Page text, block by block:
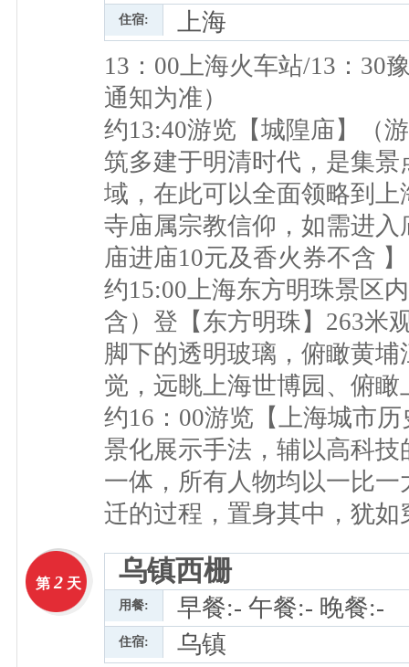
住宿:
上海
13：00上海火车站/13：30
通知为准）
约13:40游览【城隍庙】（
筑多建于明清时代，是集
域，在此可以全面领略到
寺庙属宗教信仰，如需进
庙进庙10元及香火券不含 】
约15:00上海东方明珠景区
含）登【东方明珠】263米
脚下的透明玻璃，俯瞰黄
觉，远眺上海世博园、俯瞰
约16：00游览【上海城市
景化展示手法，辅以高科
一体，所有人物均以一比
迁的过程，置身其中，犹如
第 2 天 乌镇西栅
用餐: 早餐:- 午餐:- 晚餐:-
住宿:
乌镇